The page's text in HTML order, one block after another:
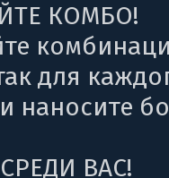
КОМБО!
для
наносите
ВАС!